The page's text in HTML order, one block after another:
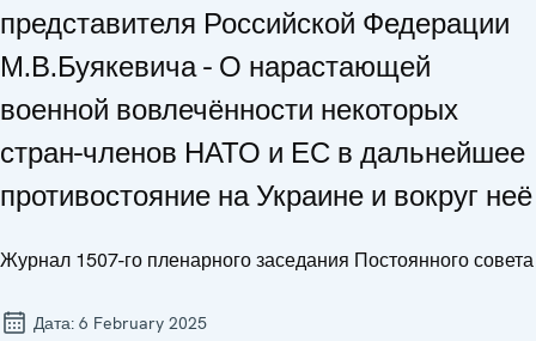
представителя Российской Федерации
М.В.Буякевича - О нарастающей
военной вовлечённости некоторых
стран-членов НАТО и ЕС в дальнейшее
противостояние на Украине и вокруг неё
Журнал 1507-го пленарного заседания Постоянного совета
Дата: 6 February 2025